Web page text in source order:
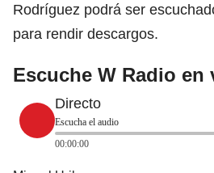
Rodríguez podrá ser
para rendir descargos.
Escuche W Radio en
Directo
Escucha el audio
00:00:00